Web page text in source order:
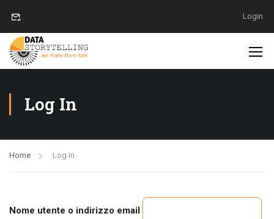
Login
Log In
Home Log In
Nome utente o indirizzo email